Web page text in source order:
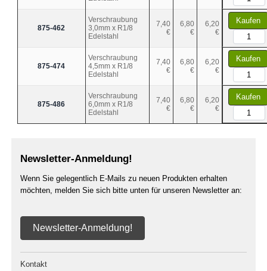
875-462
Verschraubung
3,0mm x R1/8
Edelstahl
7,40
€
6,80
€
6,20
€
Kaufen
875-474
Verschraubung
4,5mm x R1/8
Edelstahl
7,40
€
6,80
€
6,20
€
Kaufen
875-486
Verschraubung
6,0mm x R1/8
Edelstahl
7,40
€
6,80
€
6,20
€
Kaufen
Newsletter-Anmeldung!
Wenn Sie gelegentlich E-Mails zu neuen Produkten erhalten
möchten, melden Sie sich bitte unten für unseren Newsletter an:
Newsletter-Anmeldung!
Kontakt